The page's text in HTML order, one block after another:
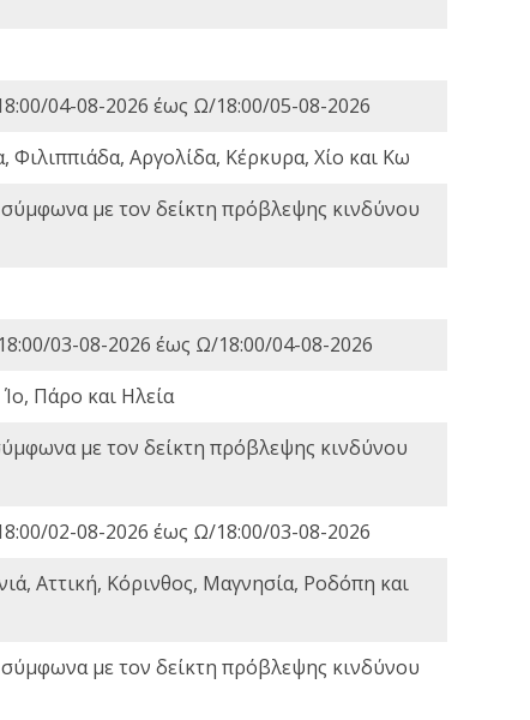
04-08-2026 έως Ω/18:00/05-08-2026
Φιλιππιάδα, Αργολίδα, Κέρκυρα, Χίο και Κω
με τον δείκτη πρόβλεψης κινδύνου
03-08-2026 έως Ω/18:00/04-08-2026
Πάρο και Ηλεία
με τον δείκτη πρόβλεψης κινδύνου
02-08-2026 έως Ω/18:00/03-08-2026
Αττική, Κόρινθος, Μαγνησία, Ροδόπη και
με τον δείκτη πρόβλεψης κινδύνου